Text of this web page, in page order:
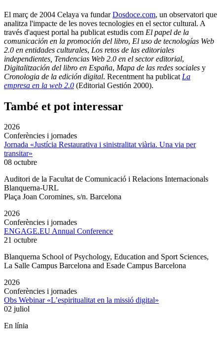
El març de 2004 Celaya va fundarDosdoce.com, un observatori que
analitza l'impacte de les noves tecnologies en el sector cultural. A
través d'aquest portal ha publicat estudis com El papel de la
comunicación en la promoción del libro, El uso de tecnologías Web
2.0 en entidades culturales, Los retos de las editoriales
independientes, Tendencias Web 2.0 en el sector editorial,
Digitalitzación del libro en España, Mapa de las redes sociales y
Cronologia de la edición digital. Recentment ha publicat La
empresa en la web 2.0 (Editorial Gestión 2000).
També et pot interessar
2026
Conferències i jornades
Jornada «Justícia Restaurativa i sinistralitat viària. Una via per
transitar»
08 octubre
Auditori de la Facultat de Comunicació i Relacions Internacionals
Blanquerna-URL
Plaça Joan Coromines, s/n. Barcelona
2026
Conferències i jornades
ENGAGE.EU Annual Conference
21 octubre
Blanquerna School of Psychology, Education and Sport Sciences,
La Salle Campus Barcelona and Esade Campus Barcelona
2026
Conferències i jornades
Obs Webinar «L’espiritualitat en la missió digital»
02 juliol
En línia